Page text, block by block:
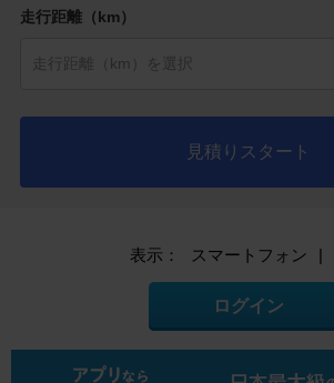
走行距離（km）
見積りスタート
表示： スマートフォン |
ログイン